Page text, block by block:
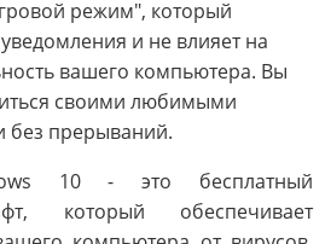
режим", который
и не влияет на
вашего компьютера. Вы
своими любимыми
без прерываний.
10 - это бесплатный
который обеспечивает